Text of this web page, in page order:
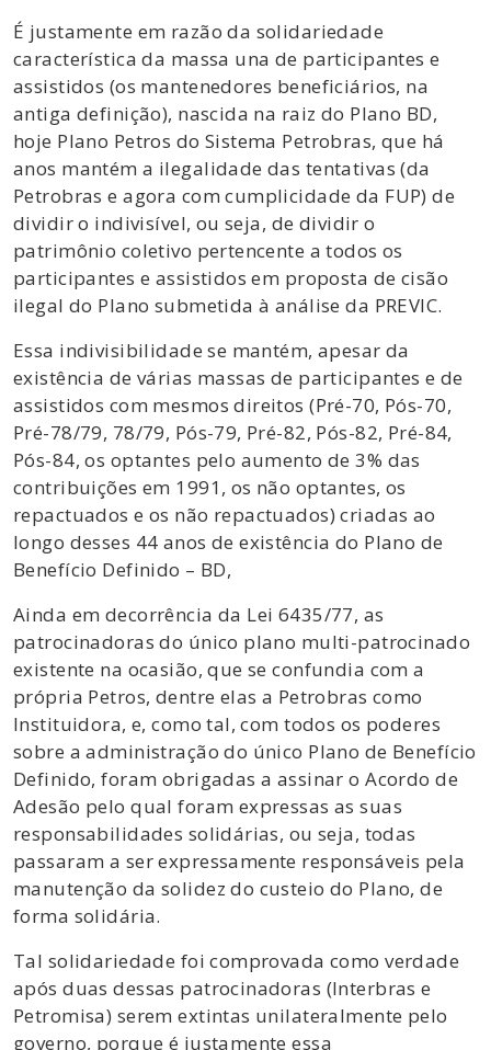
É justamente em razão da solidariedade
característica da massa una de participantes e
assistidos (os mantenedores beneficiários, na
antiga definição), nascida na raiz do Plano BD,
hoje Plano Petros do Sistema Petrobras, que há
anos mantém a ilegalidade das tentativas (da
Petrobras e agora com cumplicidade da FUP) de
dividir o indivisível, ou seja, de dividir o
patrimônio coletivo pertencente a todos os
participantes e assistidos em proposta de cisão
ilegal do Plano submetida à análise da PREVIC.
Essa indivisibilidade se mantém, apesar da
existência de várias massas de participantes e de
assistidos com mesmos direitos (Pré-70, Pós-70,
Pré-78/79, 78/79, Pós-79, Pré-82, Pós-82, Pré-84,
Pós-84, os optantes pelo aumento de 3% das
contribuições em 1991, os não optantes, os
repactuados e os não repactuados) criadas ao
longo desses 44 anos de existência do Plano de
Benefício Definido – BD,
Ainda em decorrência da Lei 6435/77, as
patrocinadoras do único plano multi-patrocinado
existente na ocasião, que se confundia com a
própria Petros, dentre elas a Petrobras como
Instituidora, e, como tal, com todos os poderes
sobre a administração do único Plano de Benefício
Definido, foram obrigadas a assinar o Acordo de
Adesão pelo qual foram expressas as suas
responsabilidades solidárias, ou seja, todas
passaram a ser expressamente responsáveis pela
manutenção da solidez do custeio do Plano, de
forma solidária.
Tal solidariedade foi comprovada como verdade
após duas dessas patrocinadoras (Interbras e
Petromisa) serem extintas unilateralmente pelo
governo, porque é justamente essa